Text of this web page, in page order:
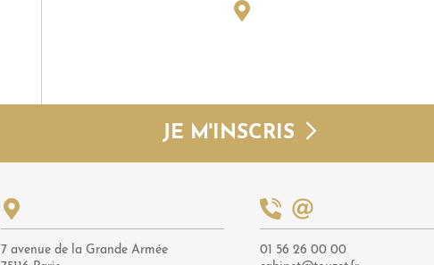
JE M'INSCRIS
7 avenue de la Grande Armée
01 56 26 00 00